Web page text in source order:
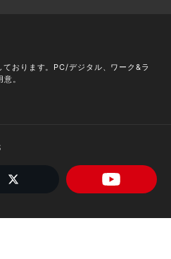
おります。PC/デジタル、ワーク&ラ
。